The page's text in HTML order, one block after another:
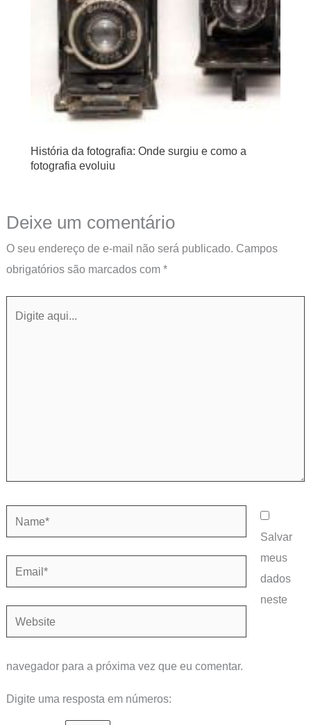
História da fotografia: Onde surgiu e como a
fotografia evoluiu
Deixe um comentário
O seu endereço de e-mail não será publicado. Campos
obrigatórios são marcados com *
Name*
Email*
Website
Salvar
meus
dados
neste
navegador para a próxima vez que eu comentar.
Digite uma resposta em números: